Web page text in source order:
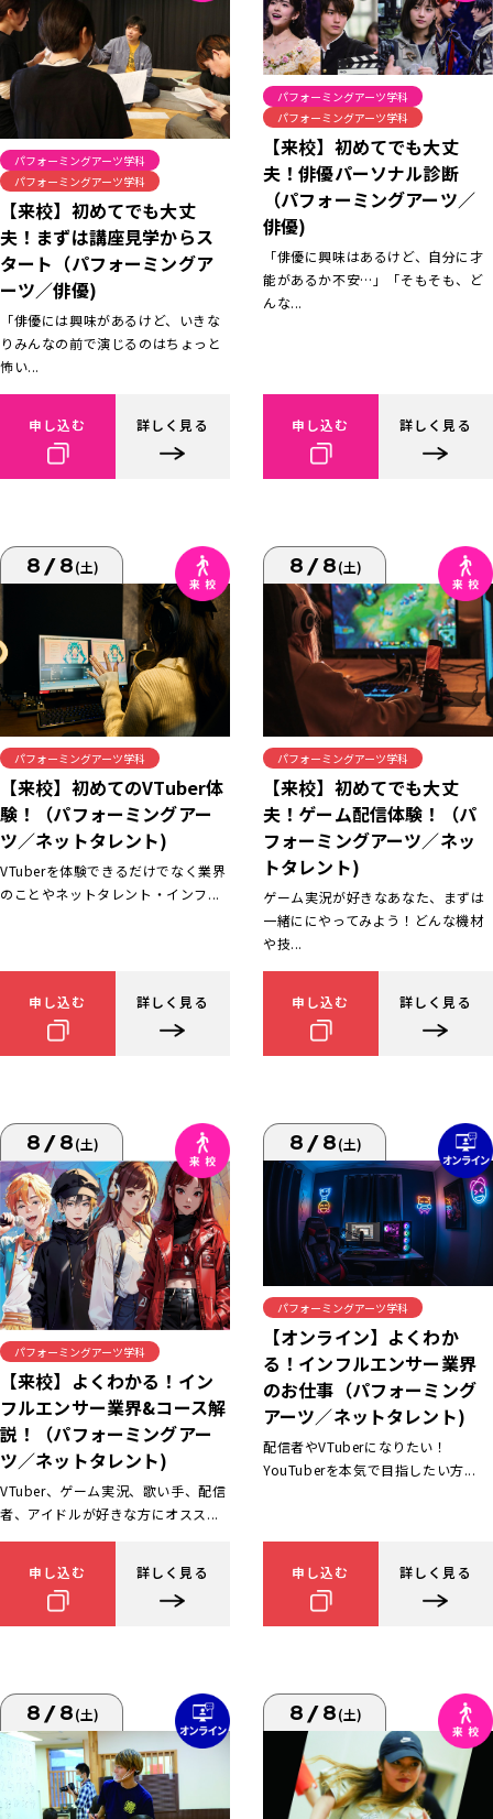
パフォーミングアーツ学科
パフォーミングアーツ学科
【来校】初めてでも大丈
夫！まずは講座見学からス
タート（パフォーミングア
ーツ／俳優)
「俳優には興味があるけど、いきな
りみんなの前で演じるのはちょっと
怖い...
申し込む 詳しく見る
パフォーミングアーツ学科
パフォーミングアーツ学科
【来校】初めてでも大丈
夫！俳優パーソナル診断
（パフォーミングアーツ／
俳優)
「俳優に興味はあるけど、自分に才
能があるか不安…」「そもそも、ど
んな...
申し込む 詳しく見る
8/8(土)
パフォーミングアーツ学科
【来校】初めてのVTuber体
験！（パフォーミングアー
ツ／ネットタレント)
VTuberを体験できるだけでなく業界
のことやネットタレント・インフ...
申し込む 詳しく見る
8/8(土)
パフォーミングアーツ学科
【来校】初めてでも大丈
夫！ゲーム配信体験！（パ
フォーミングアーツ／ネッ
トタレント)
ゲーム実況が好きなあなた、まずは
一緒ににやってみよう！どんな機材
や技...
申し込む 詳しく見る
8/8(土)
パフォーミングアーツ学科
【来校】よくわかる！イン
フルエンサー業界&コース解
説！（パフォーミングアー
ツ／ネットタレント)
VTuber、ゲーム実況、歌い手、配信
者、アイドルが好きな方にオスス...
申し込む 詳しく見る
8/8(土)
パフォーミングアーツ学科
【オンライン】よくわか
る！インフルエンサー業界
のお仕事（パフォーミング
アーツ／ネットタレント)
配信者やVTuberになりたい！
YouTuberを本気で目指したい方...
申し込む 詳しく見る
8/8(土) 8/8(土)